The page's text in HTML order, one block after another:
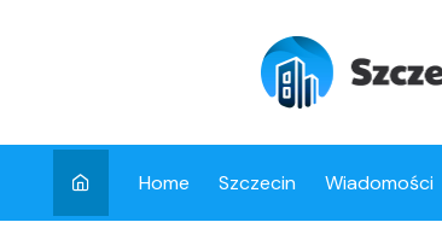
Home Szczecin Wiadomości